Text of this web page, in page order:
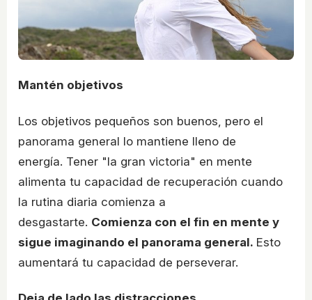
Mantén objetivos
Los objetivos pequeños son buenos, pero el
panorama general lo mantiene lleno de
energía. Tener "la gran victoria" en mente
alimenta tu capacidad de recuperación cuando
la rutina diaria comienza a
desgastarte. Comienza con el fin en mente y
sigue imaginando el panorama general. Esto
aumentará tu capacidad de perseverar.